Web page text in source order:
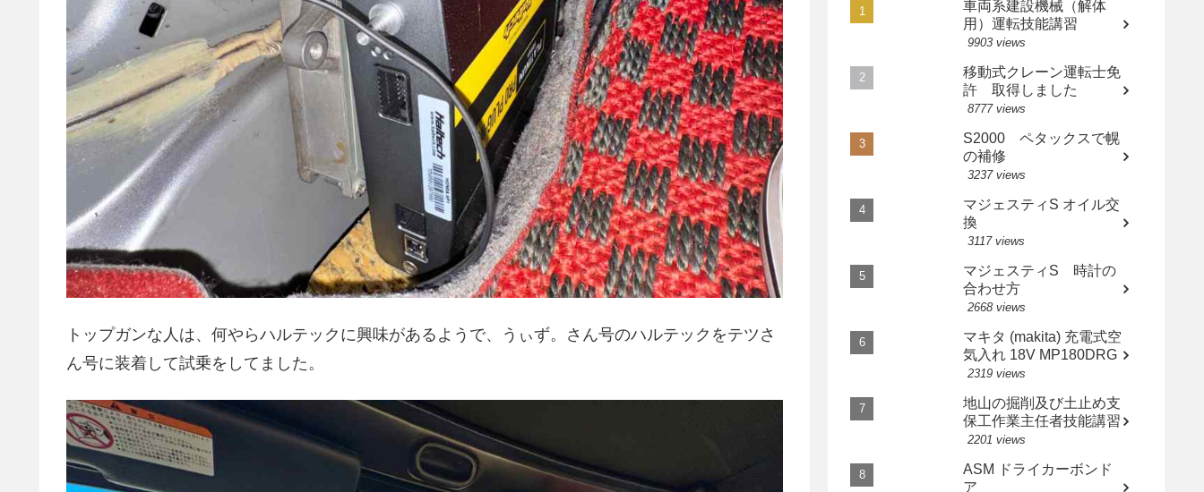
トップガンな人は、何やらハルテックに興味があるようで、うぃず。さん号のハルテックをテツさ
ん号に装着して試乗をしてました。
車両系建設機械（解体
用）運転技能講習
9903 views
移動式クレーン運転士免
許 取得しました
8777 views
S2000 ペタックスで幌
の補修
3237 views
マジェスティS オイル交
換
3117 views
マジェスティS 時計の
合わせ方
2668 views
マキタ (makita) 充電式空
気入れ 18V MP180DRG
2319 views
地山の掘削及び土止め支
保工作業主任者技能講習
2201 views
ASM ドライカーボンド
ア